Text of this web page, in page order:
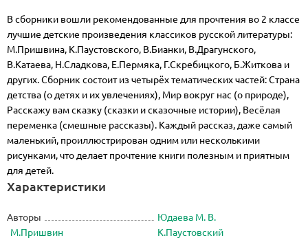
В сборники вошли рекомендованные для прочтения во 2 классе
лучшие детские произведения классиков русской литературы:
М.Пришвина, К.Паустовского, В.Бианки, В.Драгунского,
В.Катаева, Н.Сладкова, Е.Пермяка, Г.Скребицкого, Б.Житкова и
других. Сборник состоит из четырёх тематических частей: Страна
детства (о детях и их увлечениях), Мир вокруг нас (о природе),
Расскажу вам сказку (сказки и сказочные истории), Весёлая
переменка (смешные рассказы). Каждый рассказ, даже самый
маленький, проиллюстрирован одним или несколькими
рисунками, что делает прочтение книги полезным и приятным
для детей.
Характеристики
Авторы
Юдаева М. В.
М.Пришвин
К.Паустовский